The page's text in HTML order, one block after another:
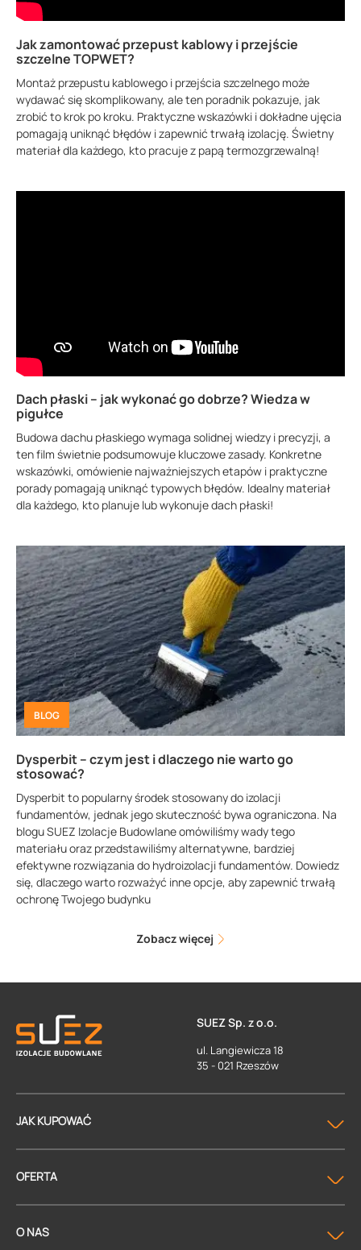
Jak zamontować przepust kablowy i przejście
szczelne TOPWET?
Montaż przepustu kablowego i przejścia szczelnego może
wydawać się skomplikowany, ale ten poradnik pokazuje, jak
zrobić to krok po kroku. Praktyczne wskazówki i dokładne ujęcia
pomagają uniknąć błędów i zapewnić trwałą izolację. Świetny
materiał dla każdego, kto pracuje z papą termozgrzewalną!
Dach płaski – jak wykonać go dobrze? Wiedza w
pigułce
Budowa dachu płaskiego wymaga solidnej wiedzy i precyzji, a
ten film świetnie podsumowuje kluczowe zasady. Konkretne
wskazówki, omówienie najważniejszych etapów i praktyczne
porady pomagają uniknąć typowych błędów. Idealny materiał
dla każdego, kto planuje lub wykonuje dach płaski!
BLOG
Dysperbit – czym jest i dlaczego nie warto go
stosować?
Dysperbit to popularny środek stosowany do izolacji
fundamentów, jednak jego skuteczność bywa ograniczona. Na
blogu SUEZ Izolacje Budowlane omówiliśmy wady tego
materiału oraz przedstawiliśmy alternatywne, bardziej
efektywne rozwiązania do hydroizolacji fundamentów. Dowiedz
się, dlaczego warto rozważyć inne opcje, aby zapewnić trwałą
ochronę Twojego budynku
Zobacz więcej
SUEZ Sp. z o.o.
ul. Langiewicza 18
35 - 021 Rzeszów
JAK KUPOWAĆ
OFERTA
O NAS